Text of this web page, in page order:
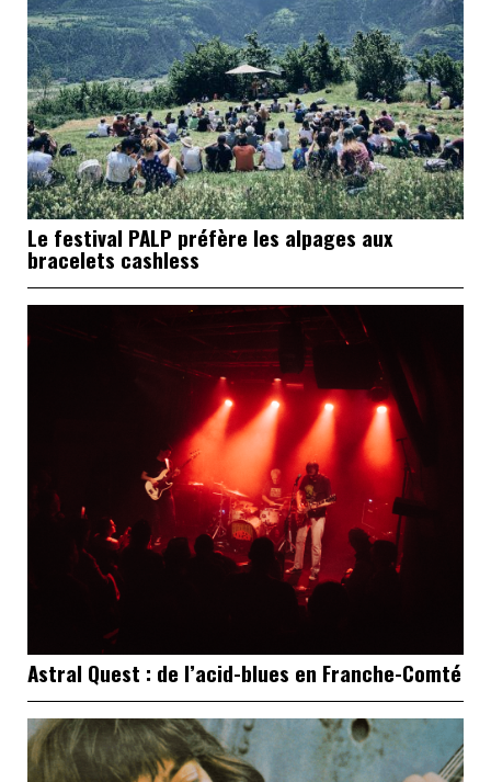
Le festival PALP préfère les alpages aux
bracelets cashless
Astral Quest : de l’acid-blues en Franche-Comté